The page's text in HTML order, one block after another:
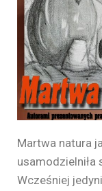
Martwa natura
usamodzielniła
Wcześniej